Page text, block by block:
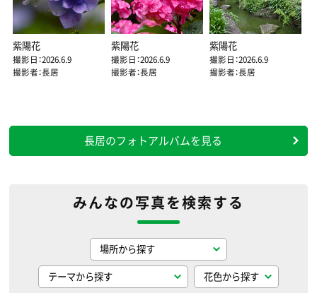
紫陽花
撮影日：2026.6.9
撮影者：長居
紫陽花
撮影日：2026.6.9
撮影者：長居
紫陽花
撮影日：2026.6.9
撮影者：長居
長居のフォトアルバムを見る
みんなの写真を検索する